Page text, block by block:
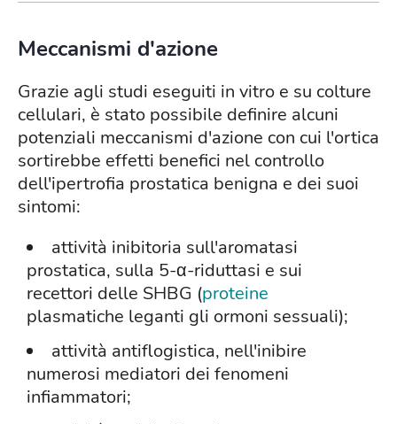
Meccanismi d'azione
Grazie agli studi eseguiti in vitro e su colture
cellulari, è stato possibile definire alcuni
potenziali meccanismi d'azione con cui l'ortica
sortirebbe effetti benefici nel controllo
dell'ipertrofia prostatica benigna e dei suoi
sintomi:
attività inibitoria sull'aromatasi
prostatica, sulla 5-α-riduttasi e sui
recettori delle SHBG (proteine
plasmatiche leganti gli ormoni sessuali);
attività antiflogistica, nell'inibire
numerosi mediatori dei fenomeni
infiammatori;